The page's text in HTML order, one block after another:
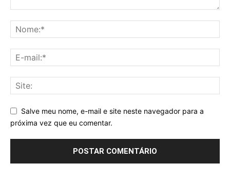
Salve meu nome, e-mail e site neste navegador para a
próxima vez que eu comentar.